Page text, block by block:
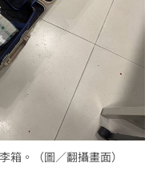
箱。（圖／翻攝畫面）